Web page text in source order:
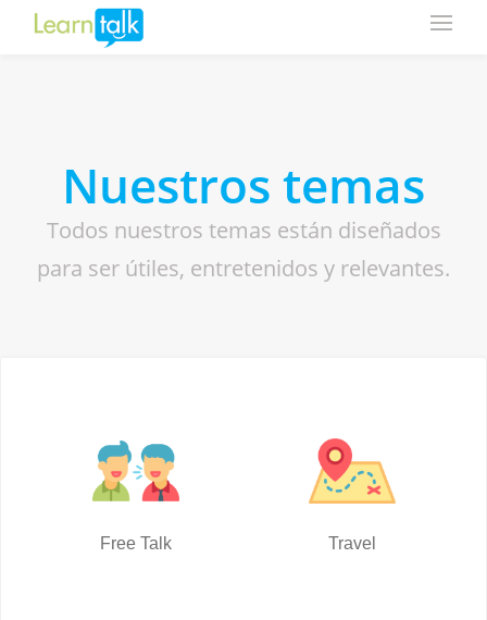
Nuestros temas
Todos nuestros temas están diseñados
para ser útiles, entretenidos y relevantes.
Free Talk Travel